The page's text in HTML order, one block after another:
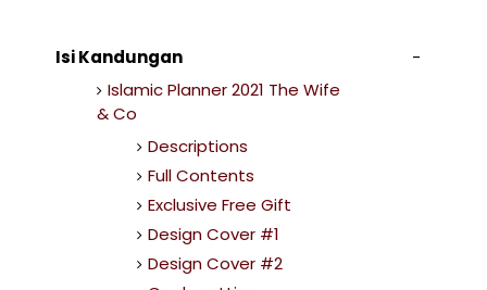
Isi Kandungan
Islamic Planner 2021 The Wife
& Co
Descriptions
Full Contents
Exclusive Free Gift
Design Cover #1
Design Cover #2